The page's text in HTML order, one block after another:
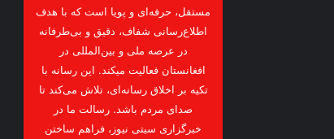
مستقل، حرفه‌ای و پویا است که با هدف
اطلاع‌رسانی شفاف، دقیق و بی‌طرفانه
در عرصه ملی و بین‌المللی در
افغانستان فعالیت میکند. این رسانه با
تکیه بر اخلاق رسانه‌ای، تلاش می‌کند تا
صدای مردم باشد. رسالت ما در
خبرگزاری سیتی نیوز، فراهم ساختن